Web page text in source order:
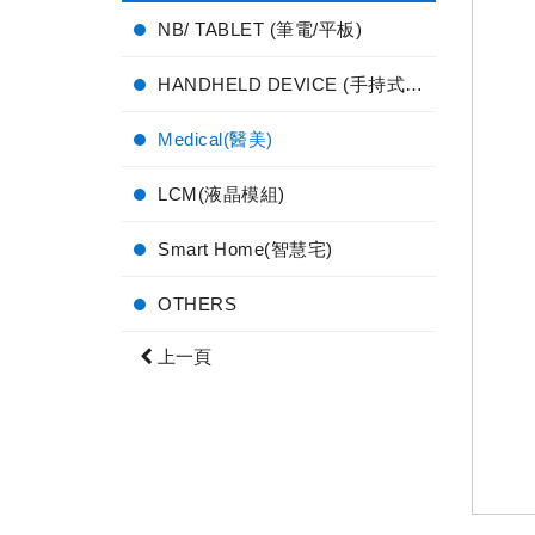
NB/ TABLET (筆電/平板)
HANDHELD DEVICE (手持式電子產品)
Medical(醫美)
LCM(液晶模組)
Smart Home(智慧宅)
OTHERS
上一頁